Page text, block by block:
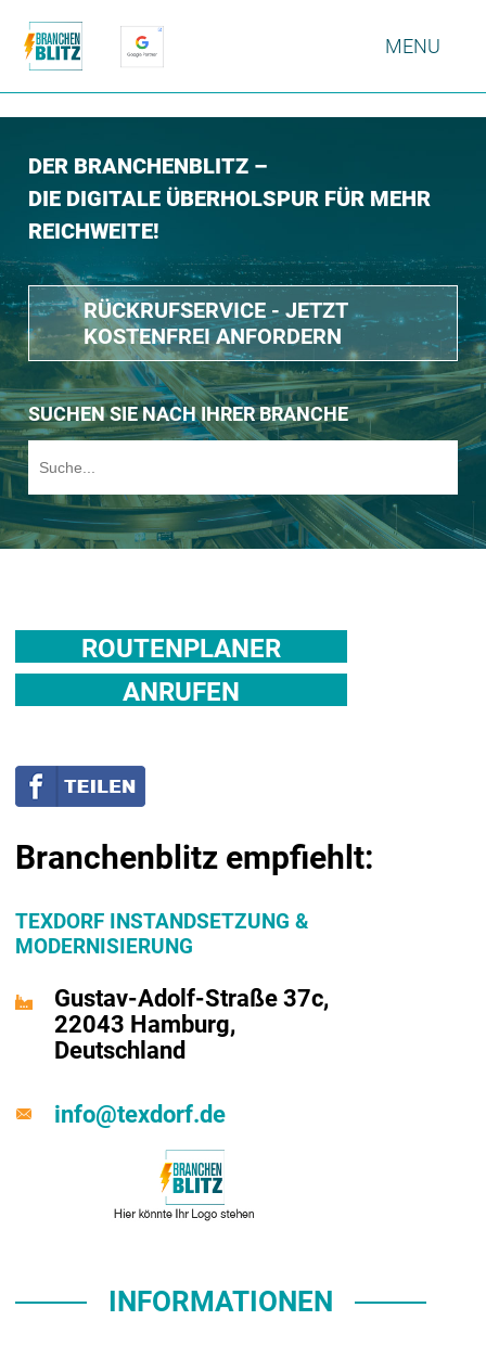
MENU
DER BRANCHENBLITZ –
DIE DIGITALE ÜBERHOLSPUR FÜR MEHR
REICHWEITE!
RÜCKRUFSERVICE - JETZT
KOSTENFREI ANFORDERN
SUCHEN SIE NACH IHRER BRANCHE
ROUTENPLANER
ANRUFEN
Branchenblitz empfiehlt:
TEXDORF INSTANDSETZUNG &
MODERNISIERUNG
Gustav-Adolf-Straße 37c,
22043 Hamburg,
Deutschland
info@texdorf.de
INFORMATIONEN